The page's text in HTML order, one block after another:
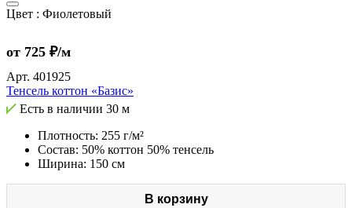
Цвет : Фиолетовый
от 725 ₽/м
Арт. 401925
Тенсель коттон «Базис»
Есть в наличии 30 м
Плотность: 255 г/м²
Состав: 50% коттон 50% тенсель
Ширина: 150 см
В корзину